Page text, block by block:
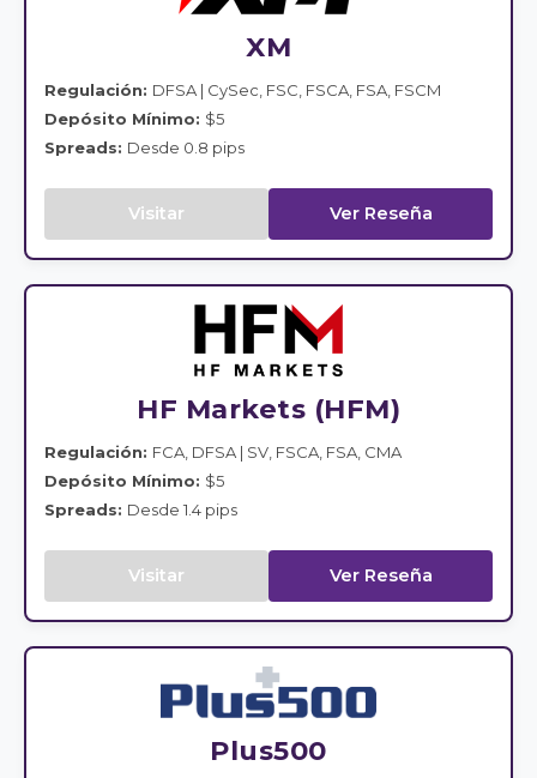
XM
Regulación: DFSA | CySec, FSC, FSCA, FSA, FSCM
Depósito Mínimo: $5
Spreads: Desde 0.8 pips
Visitar Ver Reseña
HF Markets (HFM)
Regulación: FCA, DFSA | SV, FSCA, FSA, CMA
Depósito Mínimo: $5
Spreads: Desde 1.4 pips
Visitar Ver Reseña
Plus500